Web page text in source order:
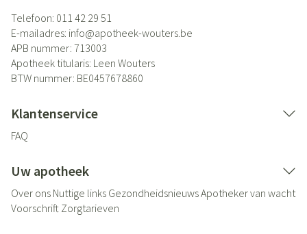
Telefoon: 011 42 29 51
E-mailadres: info@apotheek-wouters.be
APB nummer: 713003
Apotheek titularis: Leen Wouters
BTW nummer: BE0457678860
Klantenservice
FAQ
Uw apotheek
Over ons Nuttige links GezondheidsnieuwsApotheker van wacht
Voorschrift Zorgtarieven